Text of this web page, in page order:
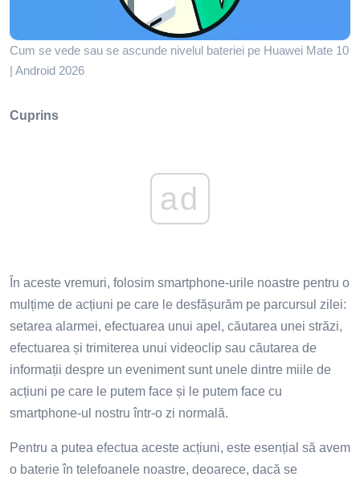
Cum se vede sau se ascunde nivelul bateriei pe Huawei Mate 10
| Android 2026
Cuprins
ad
În aceste vremuri, folosim smartphone-urile noastre pentru o
mulțime de acțiuni pe care le desfășurăm pe parcursul zilei:
setarea alarmei, efectuarea unui apel, căutarea unei străzi,
efectuarea și trimiterea unui videoclip sau căutarea de
informații despre un eveniment sunt unele dintre miile de
acțiuni pe care le putem face și le putem face cu
smartphone-ul nostru într-o zi normală.
Pentru a putea efectua aceste acțiuni, este esențial să avem
o baterie în telefoanele noastre, deoarece, dacă se